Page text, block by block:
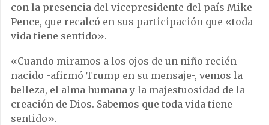
con la presencia del vicepresidente del país Mike
Pence, que recalcó en sus participación que «toda
vida tiene sentido».
«Cuando miramos a los ojos de un niño recién
nacido -afirmó Trump en su mensaje-, vemos la
belleza, el alma humana y la majestuosidad de la
creación de Dios. Sabemos que toda vida tiene
sentido».